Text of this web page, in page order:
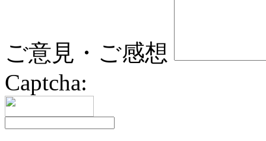
ご意見・ご感想
Captcha: